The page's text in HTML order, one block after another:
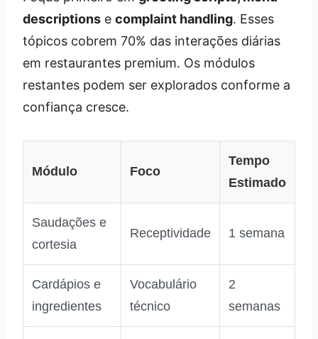
descriptions e complaint handling. Esses
tópicos cobrem 70% das interações diárias
em restaurantes premium. Os módulos
restantes podem ser explorados conforme a
confiança cresce.
Módulo Foco
Tempo
Estimado
Saudações e
cortesia
Receptividade 1 semana
Cardápios e
ingredientes
Vocabulário
técnico
2
semanas